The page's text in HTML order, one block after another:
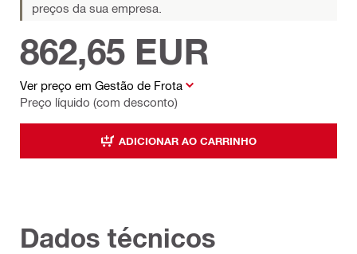
preços da sua empresa.
Ver preço em Gestão de Frota
Preço líquido (com desconto)
862,65 EUR
ADICIONAR AO CARRINHO
Dados técnicos